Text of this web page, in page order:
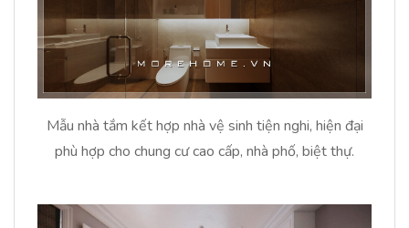
Mẫu nhà tắm kết hợp nhà vệ sinh tiện nghi, hiện đại
phù hợp cho chung cư cao cấp, nhà phố, biệt thự.